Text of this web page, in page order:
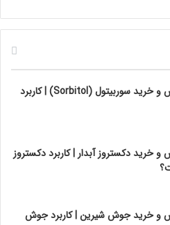
قیمت فروش و خرید سوربیتول (Sorbitol) | کاربرد
خرید دکستروز آبدار | کاربرد دکستروز
و خرید جوش شیرین | کاربرد جوش